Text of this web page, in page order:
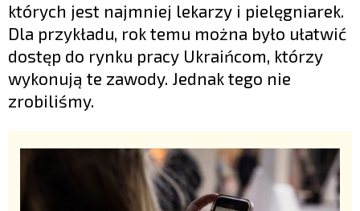
których jest najmniej lekarzy i pielęgniarek.
Dla przykładu, rok temu można było ułatwić
dostęp do rynku pracy Ukraińcom, którzy
wykonują te zawody. Jednak tego nie
zrobiliśmy.